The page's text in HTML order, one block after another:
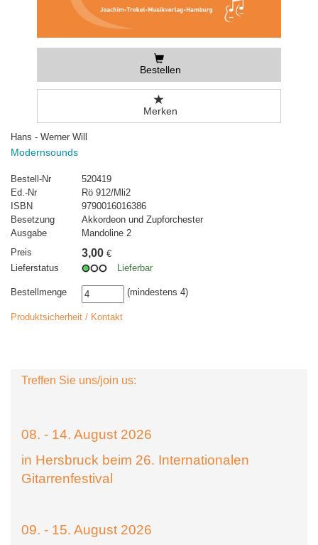
Bestellen
Merken
Hans - Werner Will
Modernsounds
Bestell-Nr
520419
Ed.-Nr
Rö 912/Mli2
ISBN
9790016016386
Besetzung
Akkordeon und Zupforchester
Ausgabe
Mandoline 2
Preis
3,00 €
Lieferstatus
Lieferbar
Bestellmenge (mindestens 4)
Produktsicherheit / Kontakt
Treffen Sie uns/join us:
08. - 14. August 2026
in Hersbruck beim 26. Internationalen
Gitarrenfestival
09. - 15. August 2026